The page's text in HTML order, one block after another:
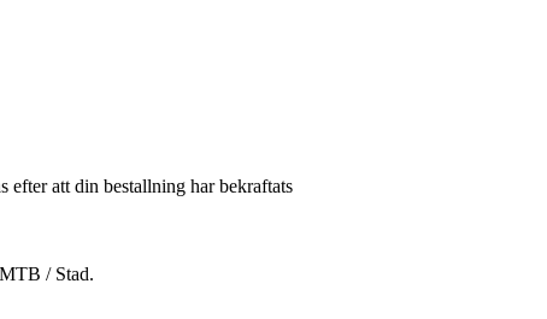
efter att din bestallning har bekraftats
/ Stad.